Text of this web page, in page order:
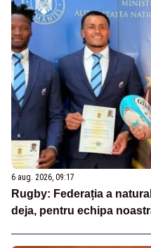
6 aug. 2026, 09:17
Rugby: Federația a
deja, pentru echipa